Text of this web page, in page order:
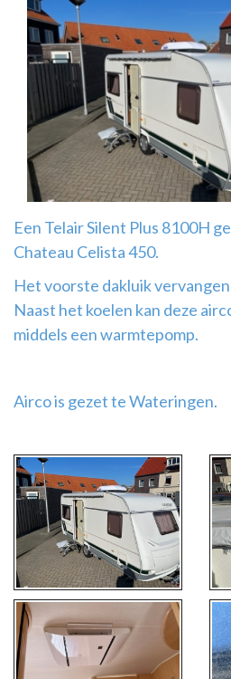
‘Teleco
Ultra
Comfort ‘
airco
Airco
montage
Een Telair Silent Plus 8100H
Chateau Celista 450.
Het voorste dakluik
Naast het koelen kan deze
middels een warmtepomp.
Airco is gezet te Wateringen.